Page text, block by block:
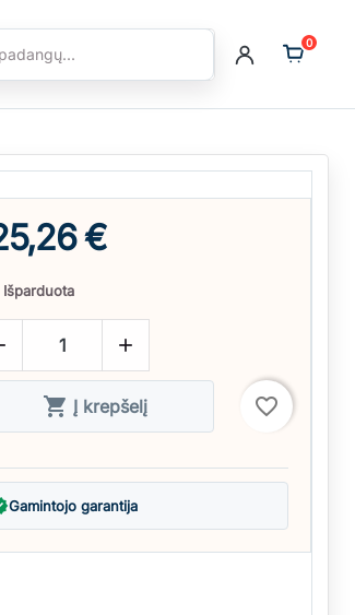
0
€
Išparduota

 Į krepšelį favorite_border
Gamintojo garantija